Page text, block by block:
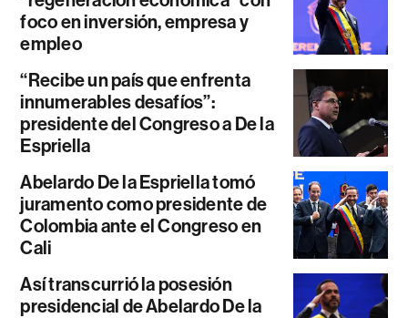
foco en inversión, empresa y
empleo
“Recibe un país que enfrenta
innumerables desafíos”:
presidente del Congreso a De la
Espriella
Abelardo De la Espriella tomó
juramento como presidente de
Colombia ante el Congreso en
Cali
Así transcurrió la posesión
presidencial de Abelardo De la